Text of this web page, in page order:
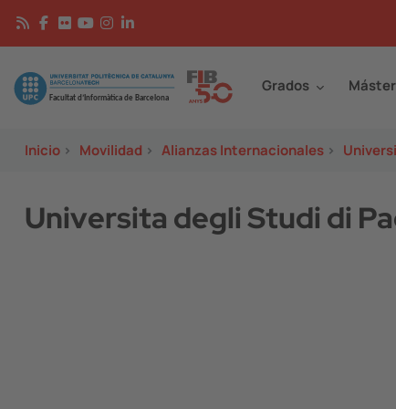
Pasar al contenido principal
Image Grados
Inicio > Movilidad > Alianzas Internacionales >
Universita degli Studi di